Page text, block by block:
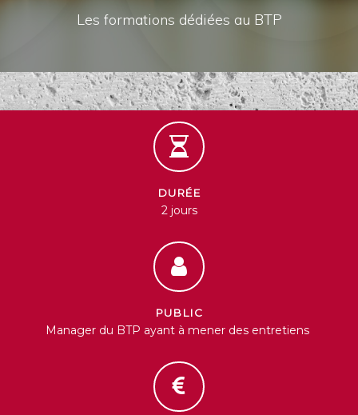
Les formations dédiées au BTP
DURÉE
2 jours
PUBLIC
Manager du BTP ayant à mener des entretiens